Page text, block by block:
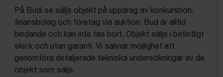
På Budi.se säljs objekt på uppdrag av konkursbon,
finansbolag och företag via auktion. Bud är alltid
bindande och kan inte tas bort. Objekt säljs i befintligt
skick och utan garanti. Vi saknar möjlighet att
genomföra detaljerade tekniska undersökningar av de
objekt som säljs.